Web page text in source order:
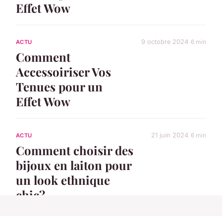
Effet Wow
ACTU
Comment
Accessoiriser Vos
Tenues pour un
Effet Wow
9 octobre 2024 6 min
ACTU
Comment choisir des
bijoux en laiton pour
un look ethnique
chic?
21 juin 2024 6 min